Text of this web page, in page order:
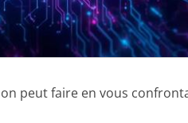
peut faire en vous